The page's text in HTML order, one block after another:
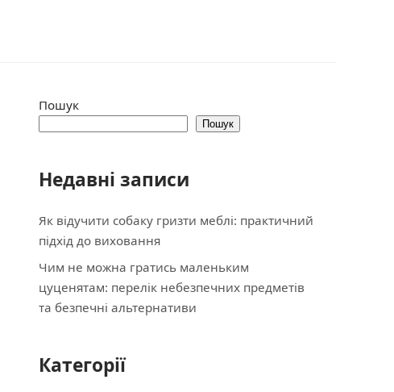
Пошук
Пошук
Недавні записи
Як відучити собаку гризти меблі: практичний
підхід до виховання
Чим не можна гратись маленьким
цуценятам: перелік небезпечних предметів
та безпечні альтернативи
Категорії